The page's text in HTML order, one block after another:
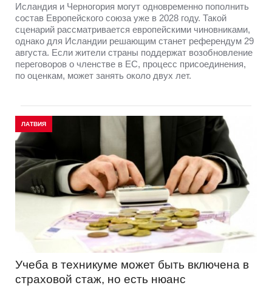
Исландия и Черногория могут одновременно пополнить
состав Европейского союза уже в 2028 году. Такой
сценарий рассматривается европейскими чиновниками,
однако для Исландии решающим станет референдум 29
августа. Если жители страны поддержат возобновление
переговоров о членстве в ЕС, процесс присоединения,
по оценкам, может занять около двух лет.
ЛАТВИЯ
Учеба в техникуме может быть включена в
страховой стаж, но есть нюанс